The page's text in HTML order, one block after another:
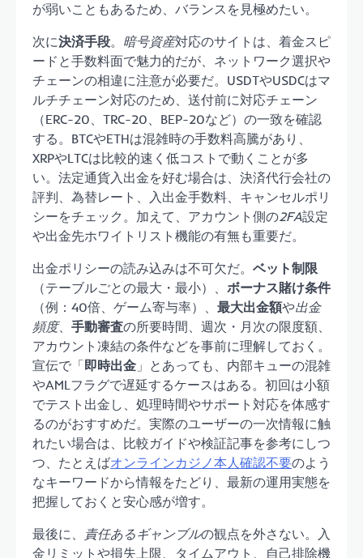
が弱いこともあるため、バランスを見極めたい。
次に決済手段。 暗号資産対応のサイトは、着金スピ
ードと手数料面で魅力的だが、ネットワーク選択や
チェーンの相違に注意が必要だ。USDTやUSDCはマ
ルチチェーン対応のため、送付前に対応チェーン
（ERC-20、TRC-20、BEP-20など）の一致を確認
する。BTCやETHは混雑時の手数料高騰があり、
XRPやLTCは比較的速く低コストで動くことが多
い。法定通貨入出金を好む場合は、決済代行会社の
評判、為替レート、入出金手数料、キャンセルポリ
シーをチェック。加えて、アカウント側の2FA設定
や出金先ホワイトリスト機能の有無も重要だ。
出金ポリシーの読み込みは不可欠だ。 ベット制限
（テーブルごとの最大・最小）、 ボーナス賭け条件
（例：40倍、ゲーム寄与率）、 最大出金額や出金
頻度、 手動審査の所要時間、週次・月次の限度額、
アカウント凍結の条件などを事前に理解しておく。
宣伝で「即時出金 」とあっても、内部キューの混雑
やAMLフラグで遅延するケースはある。初回は小額
でテスト出金し、処理時間やサポート対応を体感す
るのがおすすめだ。実際のユーザーの一次情報に触
れたい場合は、比較ガイドや検証記事を参考にしつ
つ、たとえばオンラインカジノ本人確認不要のよう
なキーワードから情報をたどり、最新の運用実態を
把握しておくと安心感が増す。
最後に、 責任あるギャンブルの観点を外さない。入
金リミットや損失上限、タイムアウト、自己排除機